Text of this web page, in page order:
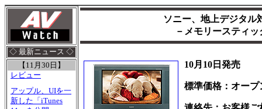
◇ 最新ニュース ◇
【11月30日】
レビュー
アップル、UIを一
新した「iTunes
ソニー、地上デジタル
－メモリースティ
10月10日発売
標準価格：オープ